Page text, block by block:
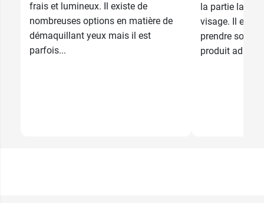
frais et lumineux. Il existe de
nombreuses options en matière de
démaquillant yeux mais il est
parfois...
la partie la
visage. Il est
prendre soin
produit